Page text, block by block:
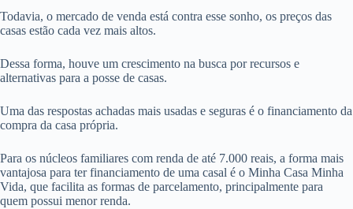
Todavia, o mercado de venda está contra esse sonho, os preços das
casas estão cada vez mais altos.
Dessa forma, houve um crescimento na busca por recursos e
alternativas para a posse de casas.
Uma das respostas achadas mais usadas e seguras é o financiamento da
compra da casa própria.
Para os núcleos familiares com renda de até 7.000 reais, a forma mais
vantajosa para ter financiamento de uma casal é o Minha Casa Minha
Vida, que facilita as formas de parcelamento, principalmente para
quem possui menor renda.